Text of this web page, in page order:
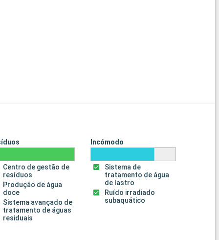
Centro de gestão de
resíduos
Produção de água
doce
Sistema avançado de
tratamento de águas
residuais
Incómodo
Sistema de
tratamento de água
de lastro
Ruído irradiado
subaquático